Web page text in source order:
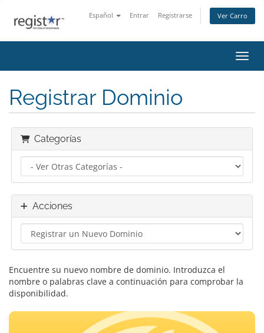
Español Entrar Registrarse Ver Carro
Registrar Dominio
Categorías
Acciones
Encuentre su nuevo nombre de dominio. Introduzca el
nombre o palabras clave a continuación para comprobar la
disponibilidad.